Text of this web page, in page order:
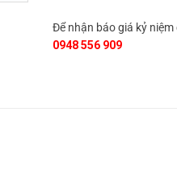
Để nhận báo giá kỷ
0948 556 909